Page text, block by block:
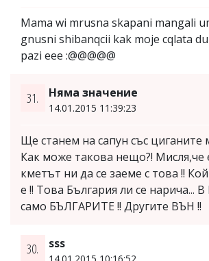
Mama wi mrusna skapani mangali
gnusni shibanqcii kak moje cqlata
pazi eee :@@@@@
31. Няма значение
14.01.2015 11:39:23
Ще станем на сапун със циганите
Как може такова нещо?! Мисля,че
кметът ни да се заеме с това !!
е !! Това България ли се нарича... В
само БЪЛГАРИТЕ !! Другите ВЪН !!
30. sss
14.01.2015 10:16:52